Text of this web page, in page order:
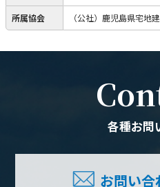
所属協会 （公社）鹿児島県宅地
各種お問
お問い